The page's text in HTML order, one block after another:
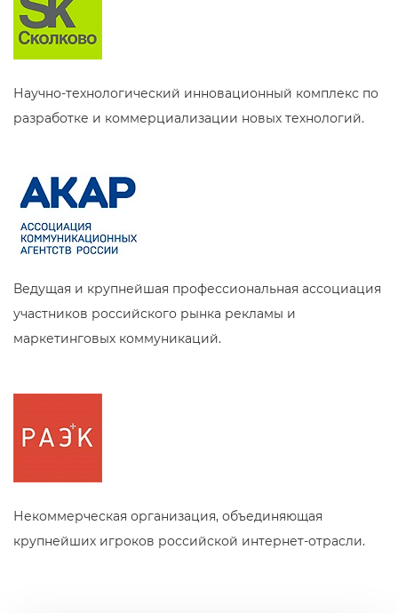
Научно-технологический инновационный комплекс по
разработке и коммерциализации новых технологий.
Ведущая и крупнейшая профессиональная ассоциация
участников российского рынка рекламы и
маркетинговых коммуникаций.
Некоммерческая организация, объединяющая
крупнейших игроков российской интернет-отрасли.